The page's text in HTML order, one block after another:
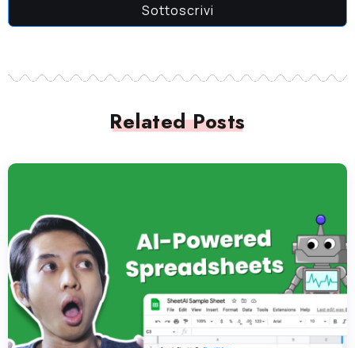
Sottoscrivi
Related Posts